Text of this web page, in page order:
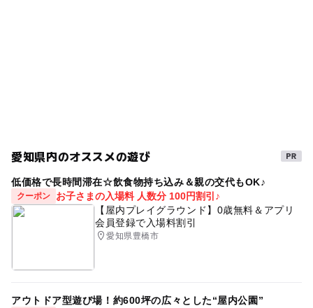
クーポン
1歳 ワークショップ 4歳
キッズパーク 年末年始 ゆったり 日帰り
2歳 室内テーマパーク 1日中遊べるスポット 10歳
インスタ映え
愛知県内のオススメの遊び
低価格で長時間滞在☆飲食物持ち込み＆親の交代もOK♪
クーポン
お子さまの入場料 人数分 100円割引♪
【屋内プレイグラウンド】0歳無料＆アプリ
会員登録で入場料割引
愛知県豊橋市
アウトドア型遊び場！約600坪の広々とした“屋内公園”